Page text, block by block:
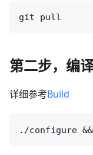
第二步，编
详细参考Build